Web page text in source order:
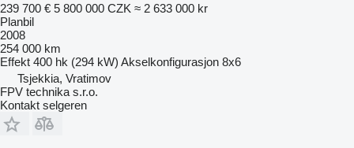
239 700 € 5 800 000 CZK ≈ 2 633 000 kr
Planbil
2008
254 000 km
Effekt 400 hk (294 kW) Akselkonfigurasjon 8x6
Tsjekkia, Vratimov
FPV technika s.r.o.
Kontakt selgeren